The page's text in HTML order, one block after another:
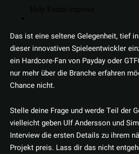
Das ist eine seltene Gelegenheit, tief
dieser innovativen Spieleentwickler
ein Hardcore-Fan von Payday oder
nur mehr über die Branche erfahren
Chance nicht.
Stelle deine Frage und werde Teil der
vielleicht geben Ulf Andersson und
Interview die ersten Details zu ihrem
Projekt preis. Lass dir das nicht